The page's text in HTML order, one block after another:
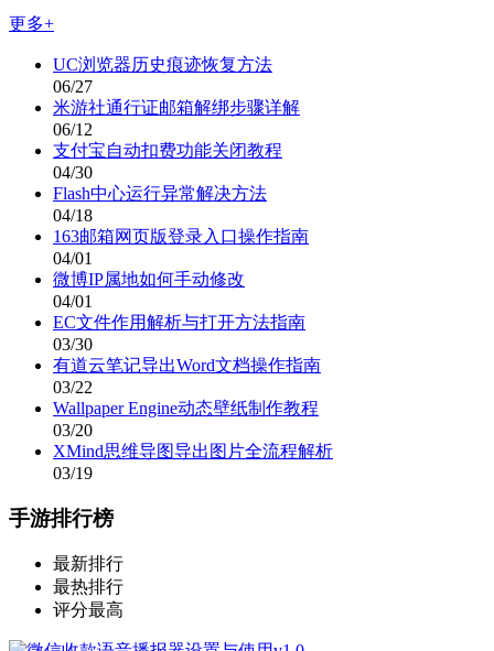
更多+
UC浏览器历史痕迹恢复方法
06/27
米游社通行证邮箱解绑步骤详解
06/12
支付宝自动扣费功能关闭教程
04/30
Flash中心运行异常解决方法
04/18
163邮箱网页版登录入口操作指南
04/01
微博IP属地如何手动修改
04/01
EC文件作用解析与打开方法指南
03/30
有道云笔记导出Word文档操作指南
03/22
Wallpaper Engine动态壁纸制作教程
03/20
XMind思维导图导出图片全流程解析
03/19
手游排行榜
最新排行
最热排行
评分最高